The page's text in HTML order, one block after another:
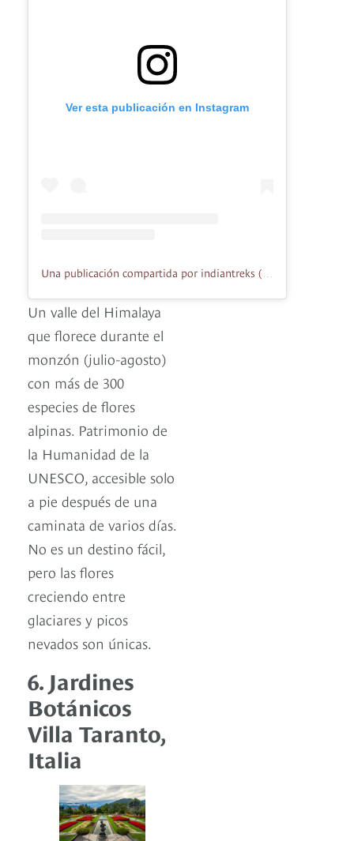
Ver esta publicación en Instagram
Un valle del Himalaya
que florece durante el
monzón (julio-agosto)
con más de 300
especies de flores
alpinas. Patrimonio de
la Humanidad de la
UNESCO, accesible solo
a pie después de una
caminata de varios días.
No es un destino fácil,
pero las flores
creciendo entre
glaciares y picos
nevados son únicas.
6. Jardines
Botánicos
Villa Taranto,
Italia